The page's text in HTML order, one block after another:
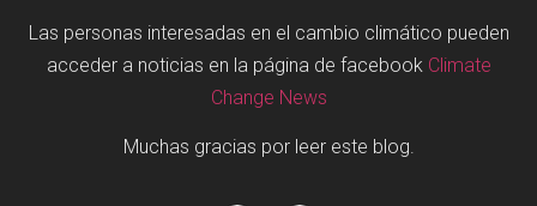
Las personas interesadas en el cambio climático pueden
acceder a noticias en la página de facebook Climate
Change News
Muchas gracias por leer este blog.